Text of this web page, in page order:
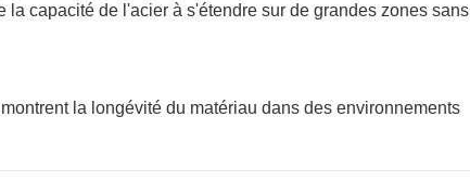
capacité de l'acier à s'étendre sur de grandes zones sans
la longévité du matériau dans des environnements